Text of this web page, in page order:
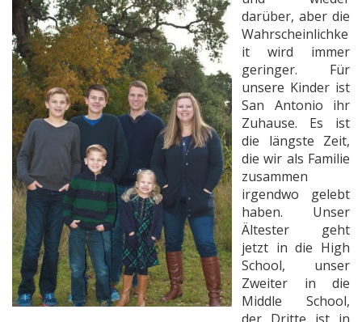
darüber, aber die
Wahrscheinlichke
it wird immer
geringer. Für
unsere Kinder ist
San Antonio ihr
Zuhause. Es ist
die längste Zeit,
die wir als Familie
zusammen
irgendwo gelebt
haben. Unser
Ältester geht
jetzt in die High
School, unser
Zweiter in die
Middle School,